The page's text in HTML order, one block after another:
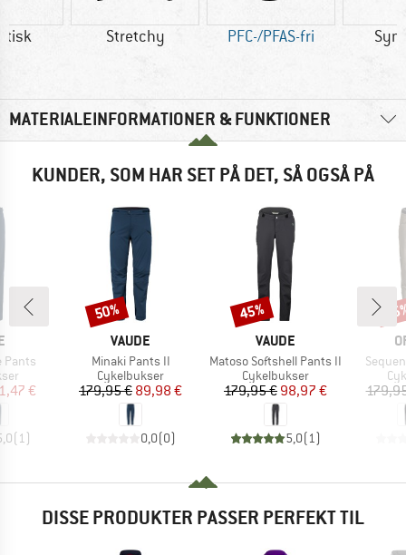
Stretchy PFC-/PFAS-fri
MATERIALEINFORMATIONER & FUNKTIONER
KUNDER, SOM HAR SET PÅ DET, SÅ OGSÅ PÅ
Pants
pris
€
( 1)
MÆRKE
VAUDE
Artikel
Minaki Pants II
Produktgruppe
Cykelbukser
Pris
179,95 €Nedsat pris
89,98 €
0,0(0)
Rabat
50%
MÆRKE
VAUDE
Artikel
Matoso Softshell Pants II
Produktgruppe
Cykelbukser
Pris
179,95 €Nedsat pris
98,97 €
5,0( 1)
Rabat
45%
Artikel
DISSE PRODUKTER PASSER PERFEKT TIL